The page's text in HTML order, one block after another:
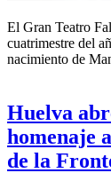
El Gran Teatro
cuatrimestre del
nacimiento de
Huelva
homenaje
de la